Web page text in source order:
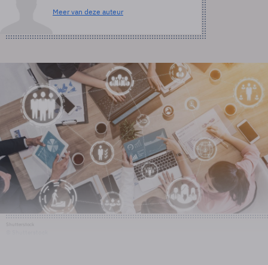
Meer van deze auteur